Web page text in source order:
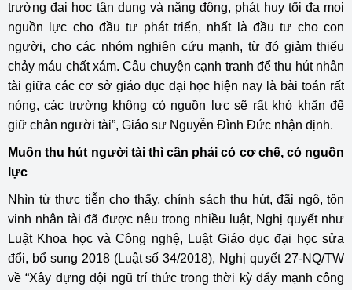
trường đại học tận dụng và năng động, phát huy tối đa mọi
nguồn lực cho đầu tư phát triển, nhất là đầu tư cho con
người, cho các nhóm nghiên cứu mạnh, từ đó giảm thiểu
chảy máu chất xám. Câu chuyện cạnh tranh để thu hút nhân
tài giữa các cơ sở giáo dục đại học hiện nay là bài toán rất
nóng, các trường không có nguồn lực sẽ rất khó khăn để
giữ chân người tài”, Giáo sư Nguyễn Đình Đức nhận định.
Muốn thu hút người tài thì cần phải có cơ chế, có nguồn
lực
Nhìn từ thực tiễn cho thấy, chính sách thu hút, đãi ngộ, tôn
vinh nhân tài đã được nêu trong nhiều luật, Nghị quyết như
Luật Khoa học và Công nghệ, Luật Giáo dục đại học sửa
đổi, bổ sung 2018 (Luật số 34/2018), Nghị quyết 27-NQ/TW
về “Xây dựng đội ngũ trí thức trong thời kỳ đẩy mạnh công